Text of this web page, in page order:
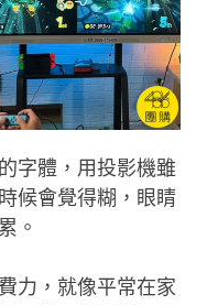
字體，用投影機雖
候會覺得糊，眼睛
。
力，就像平常在家